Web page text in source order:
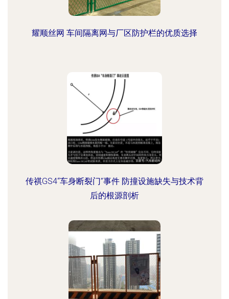
耀顺丝网 车间隔离网与厂区防护栏的优质选择
传祺GS4“车身断裂门”事件 防撞设施缺失与技术背
后的根源剖析